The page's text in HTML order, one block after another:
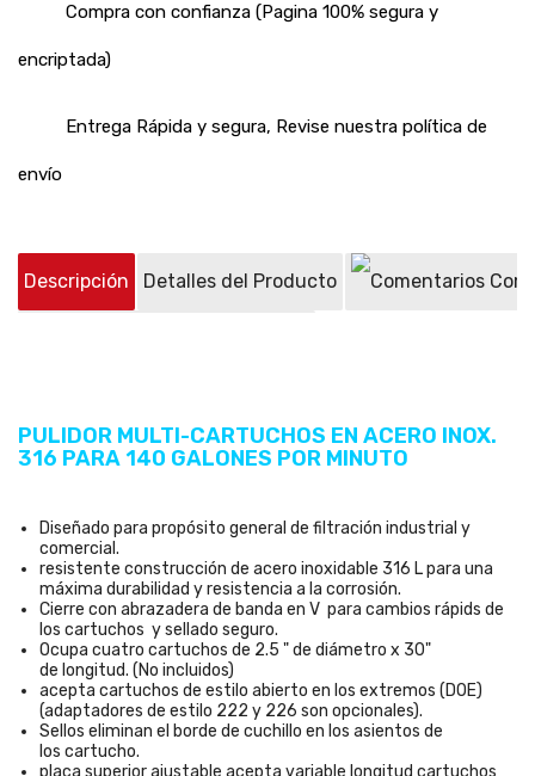
Compra con confianza (Pagina 100% segura y
encriptada)
Entrega Rápida y segura, Revise nuestra política de
envío
Descripción Detalles del Producto
PULIDOR MULTI-CARTUCHOS EN ACERO INOX.
316 PARA 140 GALONES POR MINUTO
Diseñado para propósito general de filtración industrial y
comercial.
resistente construcción de acero inoxidable 316 L para una
máxima durabilidad y resistencia a la corrosión.
Cierre con abrazadera de banda en V para cambios rápids de
los cartuchos y sellado seguro.
Ocupa cuatro cartuchos de 2.5 " de diámetro x 30"
de longitud. (No incluidos)
acepta cartuchos de estilo abierto en los extremos (DOE)
(adaptadores de estilo 222 y 226 son opcionales).
Sellos eliminan el borde de cuchillo en los asientos de
los cartucho.